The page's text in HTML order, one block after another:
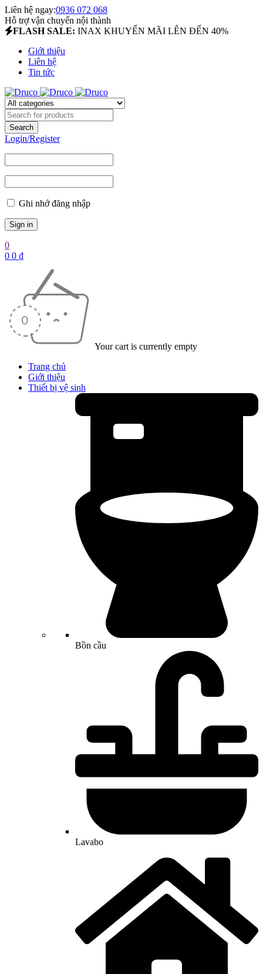
Liên hệ ngay:0936 072 068
Hỗ trợ vận chuyển nội thành
FLASH SALE: INAX KHUYẾN MÃI LÊN ĐẾN 40%
Giới thiệu
Liên hệ
Tin tức
Login/Register
Ghi nhớ đăng nhập
0
0 0 ₫
Your cart is currently empty
Trang chủ
Giới thiệu
Thiết bị vệ sinh
Bồn cầu
Lavabo